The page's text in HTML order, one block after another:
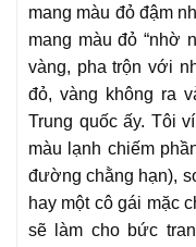
mang màu đỏ đậm
mang màu đỏ “nhờ
vàng, pha trộn với
đỏ, vàng không ra
Trung quốc ấy. Tôi
màu lạnh chiếm
đường chằng hạn),
hay một cô gái mặc
sẽ làm cho bức